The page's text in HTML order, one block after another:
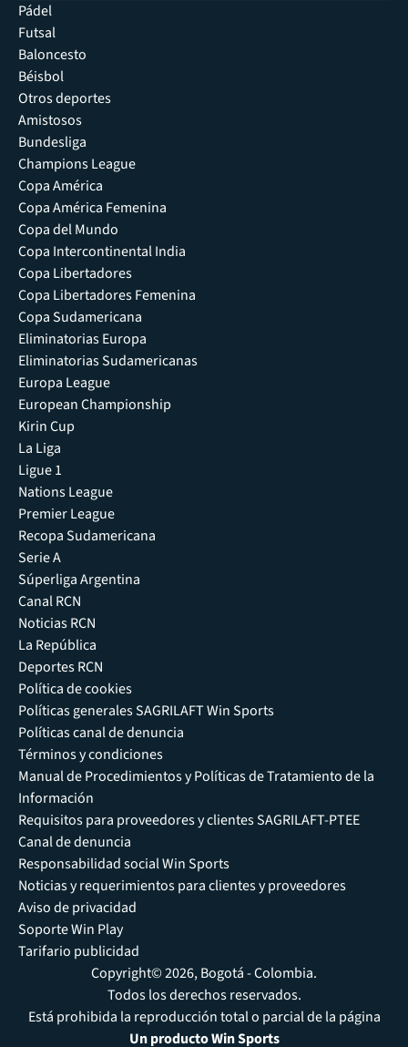
Pádel
Futsal
Baloncesto
Béisbol
Otros deportes
Amistosos
Bundesliga
Champions League
Copa América
Copa América Femenina
Copa del Mundo
Copa Intercontinental India
Copa Libertadores
Copa Libertadores Femenina
Copa Sudamericana
Eliminatorias Europa
Eliminatorias Sudamericanas
Europa League
European Championship
Kirin Cup
La Liga
Ligue 1
Nations League
Premier League
Recopa Sudamericana
Serie A
Súperliga Argentina
Canal RCN
Noticias RCN
La República
Deportes RCN
Política de cookies
Políticas generales SAGRILAFT Win Sports
Políticas canal de denuncia
Términos y condiciones
Manual de Procedimientos y Políticas de Tratamiento de la
Información
Requisitos para proveedores y clientes SAGRILAFT-PTEE
Canal de denuncia
Responsabilidad social Win Sports
Noticias y requerimientos para clientes y proveedores
Aviso de privacidad
Soporte Win Play
Tarifario publicidad
Copyright© 2026, Bogotá - Colombia.
Todos los derechos reservados.
Está prohibida la reproducción total o parcial de la página
Un producto Win Sports